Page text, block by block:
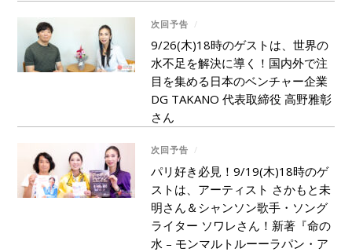
次回予告 /
9/26(木)18時のゲストは、世界の
水不足を解決に導く！国内外で注
目を集める日本のベンチャー企業
DG TAKANO 代表取締役 高野雅彰
さん
次回予告 /
パリ好き必見！9/19(木)18時のゲ
ストは、アーティスト さかもと未
明さん＆シャンソン歌手・ソング
ライター ソワレさん！新著『命の
水 – モンマルトルーーラパン・ア